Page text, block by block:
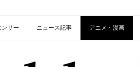
サー ニュース記事 アニメ・漫画